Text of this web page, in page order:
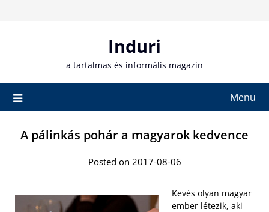
Induri
a tartalmas és informális magazin
Menu
A pálinkás pohár a magyarok kedvence
Posted on 2017-08-06
Kevés olyan magyar
ember létezik, aki